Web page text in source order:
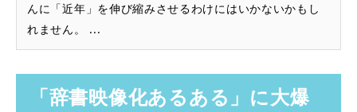
んに「近年」を伸び縮みさせるわけにはいかないかもし
れません。 ...
「辞書映像化あるある」に大爆